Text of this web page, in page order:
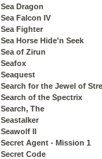
Sea Dragon
Sea Falcon IV
Sea Fighter
Sea Horse Hide'n Seek
Sea of Zirun
Seafox
Seaquest
Search for the Jewel of
Search of the Spectrix
Search, The
Seastalker
Seawolf II
Secret Agent - Mission 1
Secret Code